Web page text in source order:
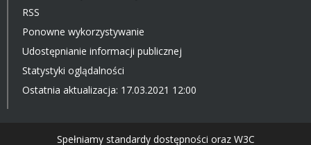
RSS
Ponowne wykorzystywanie
Udostępnianie informacji publicznej
Statystyki oglądalności
Ostatnia aktualizacja: 17.03.2021 12:00
Spełniamy standardy dostępności oraz W3C